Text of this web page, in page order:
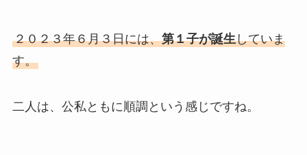
２０２３年６月３日には、第１子が誕生していま
す。
二人は、公私ともに順調という感じですね。